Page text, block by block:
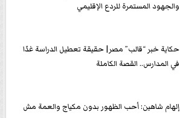
والجهود المستمرة للردع الإقليمي
حكاية خبر “قالب” مصر| حقيقة تعطيل الدراسة غدًا
في المدارس.. القصة الكاملة
إلهام شاهين: أحب الظهور بدون مكياج والعمة مش